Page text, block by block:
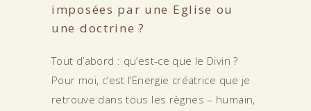
imposées par une Eglise ou
une doctrine ?
Tout d’abord : qu’est-ce que le Divin ?
Pour moi, c’est l’Energie créatrice que je
retrouve dans tous les règnes – humain,